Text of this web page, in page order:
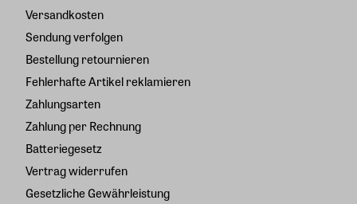
Versandkosten
Sendung verfolgen
Bestellung retournieren
Fehlerhafte Artikel reklamieren
Zahlungsarten
Zahlung per Rechnung
Batteriegesetz
Vertrag widerrufen
Gesetzliche Gewährleistung